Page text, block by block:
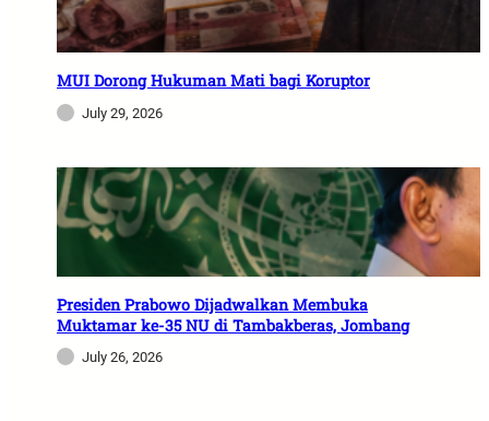
MUI Dorong Hukuman Mati bagi Koruptor
July 29, 2026
Presiden Prabowo Dijadwalkan Membuka
Muktamar ke-35 NU di Tambakberas, Jombang
July 26, 2026